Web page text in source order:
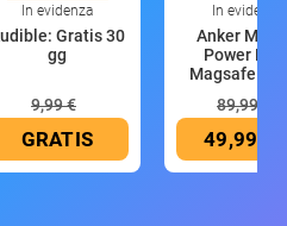
In evidenza
Gratis 30
gg
9,99 €
GRATIS
In evidenza
Anker
Power
Magsafe
89,99 €
49,99 €